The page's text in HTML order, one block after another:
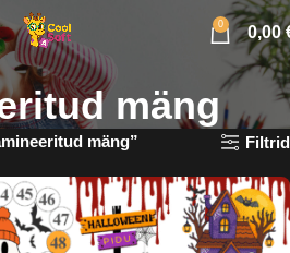
0 0,00
mäng
mäng” Filtrid